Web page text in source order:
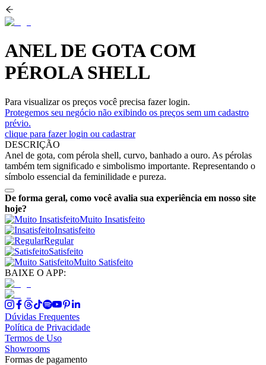
ANEL DE GOTA COM
PÉROLA SHELL
Para visualizar os preços você precisa fazer login.
Protegemos seu negócio não exibindo os preços sem um cadastro
prévio.
clique para fazer login ou cadastrar
DESCRIÇÃO
Anel de gota, com pérola shell, curvo, banhado a ouro. As pérolas
também tem significado e simbolismo importante. Representando o
símbolo essencial da feminilidade e pureza.
De forma geral, como você avalia sua experiência em nosso site
hoje?
Muito Insatisfeito
Insatisfeito
Regular
Satisfeito
Muito Satisfeito
BAIXE O APP:
Dúvidas Frequentes
Política de Privacidade
Termos de Uso
Showrooms
Formas de pagamento